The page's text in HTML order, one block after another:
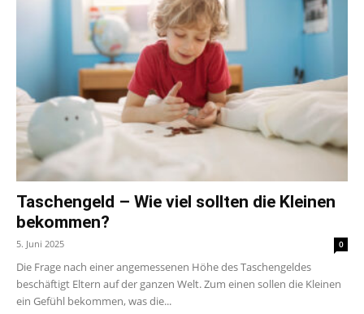
Taschengeld – Wie viel sollten die Kleinen
bekommen?
5. Juni 2025 0
Die Frage nach einer angemessenen Höhe des Taschengeldes
beschäftigt Eltern auf der ganzen Welt. Zum einen sollen die Kleinen
ein Gefühl bekommen, was die...